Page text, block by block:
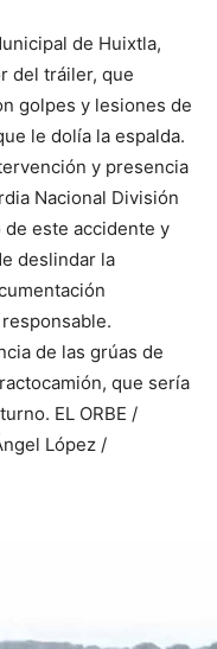
de Huixtla,
del tráiler, que
golpes y lesiones de
le dolía la espalda.
y presencia
Nacional División
de este accidente y
deslindar la
de las grúas de
que sería
EL ORBE /
López /